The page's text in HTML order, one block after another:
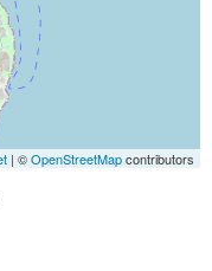
| ©OpenStreetMapcontributors